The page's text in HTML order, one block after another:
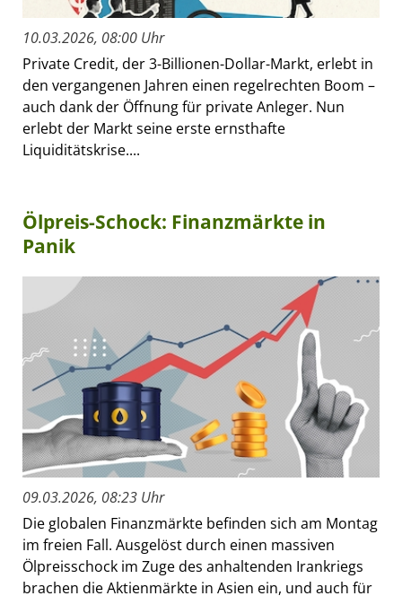
10.03.2026, 08:00 Uhr
Private Credit, der 3-Billionen-Dollar-Markt, erlebt in
den vergangenen Jahren einen regelrechten Boom –
auch dank der Öffnung für private Anleger. Nun
erlebt der Markt seine erste ernsthafte
Liquiditätskrise....
Ölpreis-Schock: Finanzmärkte in
Panik
09.03.2026, 08:23 Uhr
Die globalen Finanzmärkte befinden sich am Montag
im freien Fall. Ausgelöst durch einen massiven
Ölpreisschock im Zuge des anhaltenden Irankriegs
brachen die Aktienmärkte in Asien ein, und auch für